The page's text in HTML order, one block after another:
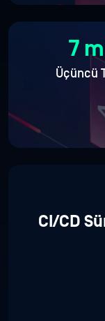
7
Üçüncü
CI/CD